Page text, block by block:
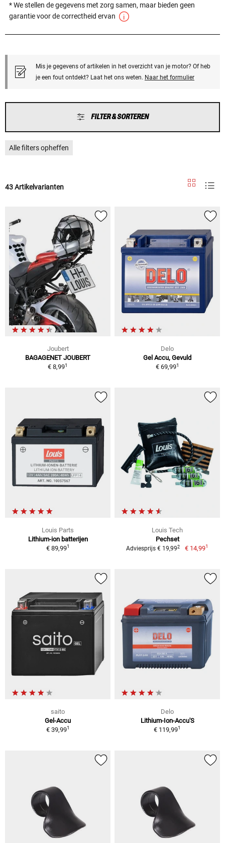
* We stellen de gegevens met zorg samen, maar bieden geen
garantie voor de correctheid ervan
Mis je gegevens of artikelen in het overzicht van je motor? Of heb
je een fout ontdekt? Laat het ons weten. Naar het formulier
FILTER & SORTEREN
Alle filters opheffen
43 Artikelvarianten
Joubert
BAGAGENET JOUBERT
€ 8,991
Delo
Gel Accu, Gevuld
€ 69,991
Louis Parts
Lithium-ion batterijen
€ 89,991
Louis Tech
Pechset
Adviesprijs € 19,992 € 14,991
saito
Gel-Accu
€ 39,991
Delo
Lithium-Ion-Accu'S
€ 119,991